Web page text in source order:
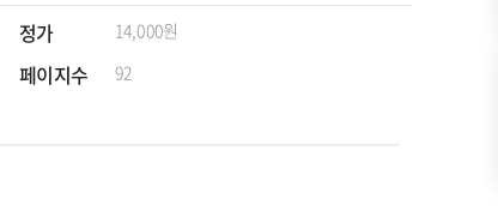
정가 14,000원
페이지수 92